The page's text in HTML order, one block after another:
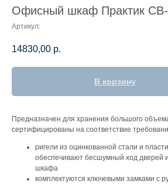
Офисный шкаф Практик
Артикул:
14830,00 р.
В корзину
Предназначен для хранения большого
сертифицированы на соответствие
ригели из оцинкованной стали и
обеспечивают бесшумный ход дверей
шкафа
комплектуются ключевыми замками с